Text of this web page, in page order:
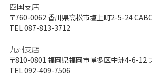
四国支店
〒760-0062 香川県高松市塩上町2-5-24
TEL 087-813-3712
九州支店
〒810-0801 福岡県福岡市博多区中洲4-6-12
TEL 092-409-7506